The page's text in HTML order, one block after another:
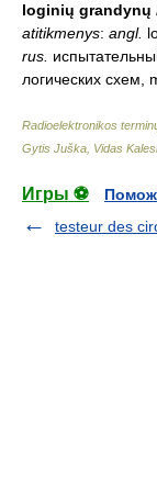
loginių grandynų
atitikmenys: angl.
rus.
логических схем,
Radioelektronikos
Gytis Juška, Vidas
Игры ⚽
testeur des